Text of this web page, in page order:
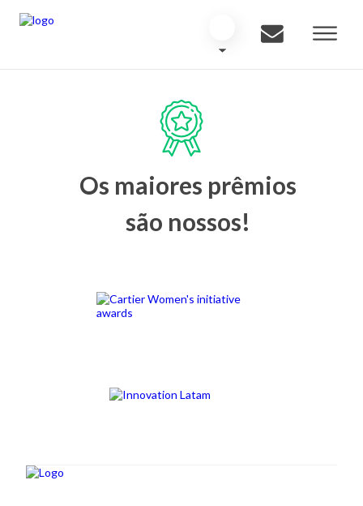
Os maiores prêmios
são nossos!